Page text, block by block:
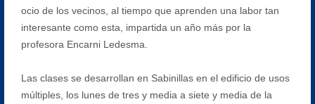
ocio de los vecinos, al tiempo que aprenden una labor tan
interesante como esta, impartida un año más por la
profesora Encarni Ledesma.
Las clases se desarrollan en Sabinillas en el edificio de usos
múltiples, los lunes de tres y media a siete y media de la